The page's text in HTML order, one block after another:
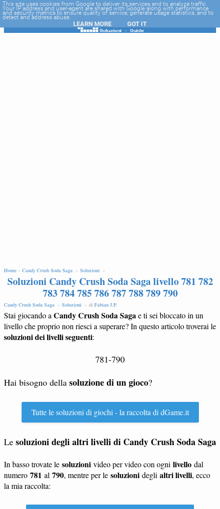
-->
Home - Candy Crush Soda Saga - Soluzioni -
Soluzioni Candy Crush Soda Saga livello 781 782
783 784 785 786 787 788 789 790
Candy Crush Soda Saga - Soluzioni - di Fabian J.P.
Stai giocando a Candy Crush Soda Sagae ti sei bloccato in un
livello che proprio non riesci a superare? In questo articolo troverai le
soluzioni dei livelli seguenti:
781-790
Hai bisogno della soluzione di un gioco?
Tutte le soluzioni di giochi - la raccolta di dGame.it
Le soluzioni degli altri livelli di Candy Crush Soda Saga
In basso trovate le soluzioni video per video con ogni livello dal
numero 781 al 790, mentre per le soluzioni degli altri livelli, ecco
la mia raccolta:
This site uses cookies from Google to deliver its services and to analyze traffic.
Your IP address and user-agent are shared with Google along with performance
and security metrics to ensure quality of service, generate usage statistics, and to
detect and address abuse.
LEARN MORE GOT IT